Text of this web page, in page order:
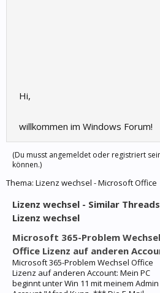
Hi,
willkommen im Windows Forum!
(Du musst angemeldet oder registriert
können.)
Thema: Lizenz wechsel - Microsoft Office
Lizenz wechsel - Similar
Lizenz wechsel
Microsoft 365-Problem Wechsel
Office Lizenz auf anderen
Microsoft 365-Problem Wechsel Office
Lizenz auf anderen Account: Mein PC
beginnt unter Win 11 mit meinem Admin